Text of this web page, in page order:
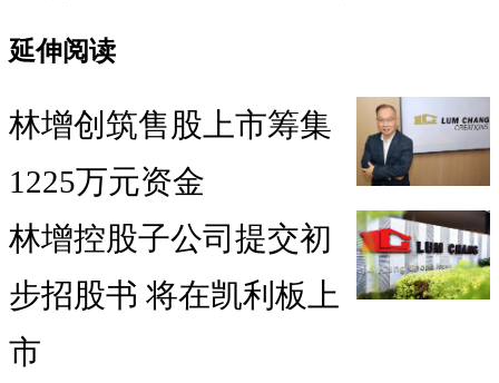
延伸阅读
林增创筑售股上市筹集
1225万元资金
林增控股子公司提交初
步招股书 将在凯利板上
市